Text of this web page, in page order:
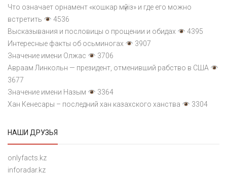
Что означает орнамент «кошкар мүйіз» и где его можно
встретить
4536
Высказывания и пословицы о прощении и обидах
4395
Интересные факты об осьминогах
3907
Значение имени Олжас
3706
Авраам Линкольн — президент, отменивший рабство в США
3677
Значение имени Назым
3364
Хан Кенесары – последний хан казахского ханства
3304
НАШИ ДРУЗЬЯ
onlyfacts.kz
inforadar.kz